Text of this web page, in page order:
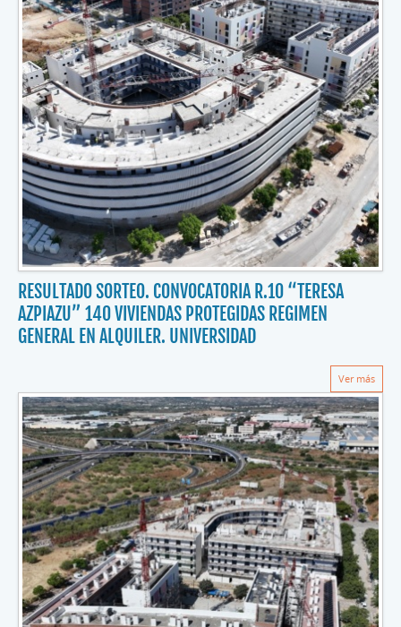
RESULTADO SORTEO. CONVOCATORIA R.10 “TERESA
AZPIAZU” 140 VIVIENDAS PROTEGIDAS REGIMEN
GENERAL EN ALQUILER. UNIVERSIDAD
Ver más